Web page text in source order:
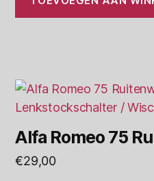
Alfa Romeo 75
€29,00